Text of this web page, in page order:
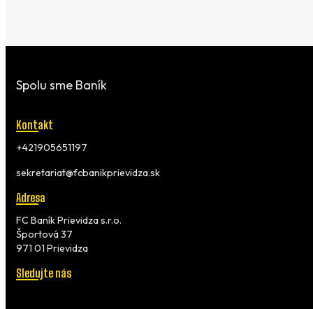
Spolu sme Baník
Kontakt
+421905651197
sekretariat@fcbanikprievidza.sk
Adresa
FC Baník Prievidza s.r.o.
Športová 37
971 01 Prievidza
Sledujte nás